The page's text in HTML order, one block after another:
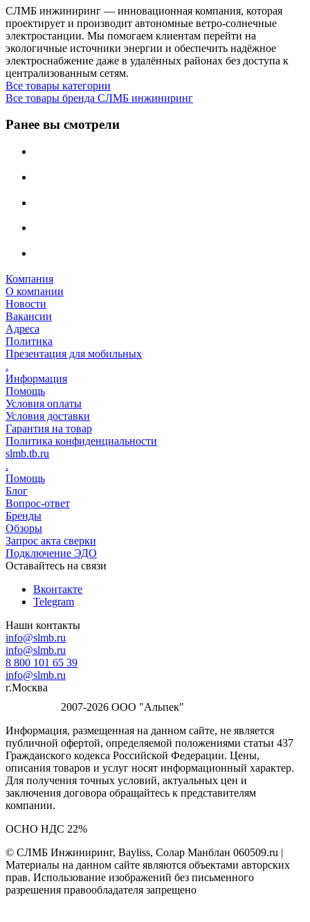
СЛМБ инжиниринг — инновационная компания, которая
проектирует и производит автономные ветро‑солнечные
электростанции. Мы помогаем клиентам перейти на
экологичные источники энергии и обеспечить надёжное
электроснабжение даже в удалённых районах без доступа к
централизованным сетям.
Все товары категории
Все товары бренда СЛМБ инжиниринг
Ранее вы смотрели
Компания
О компании
Новости
Вакансии
Адреса
Политика
Презентация для мобильных
.
Информация
Помощь
Условия оплаты
Условия доставки
Гарантия на товар
Политика конфиденциальности
slmb.tb.ru
.
Помощь
Блог
Вопрос-ответ
Бренды
Обзоры
Запрос акта сверки
Подключение ЭДО
Оставайтесь на связи
Вконтакте
Telegram
Наши контакты
info@slmb.ru
info@slmb.ru
8 800 101 65 39
info@slmb.ru
г.Москва
2007-2026 ООО "Альпек"
Информация, размещенная на данном сайте, не является
публичной офертой, определяемой положениями статьи 437
Гражданского кодекса Российской Федерации. Цены,
описания товаров и услуг носят информационный характер.
Для получения точных условий, актуальных цен и
заключения договора обращайтесь к представителям
компании.
ОСНО НДС 22%
© СЛМБ Инжиниринг, Bayliss, Солар Манблан 060509.ru |
Материалы на данном сайте являются объектами авторских
прав. Использование изображений без письменного
разрешения правообладателя запрещено